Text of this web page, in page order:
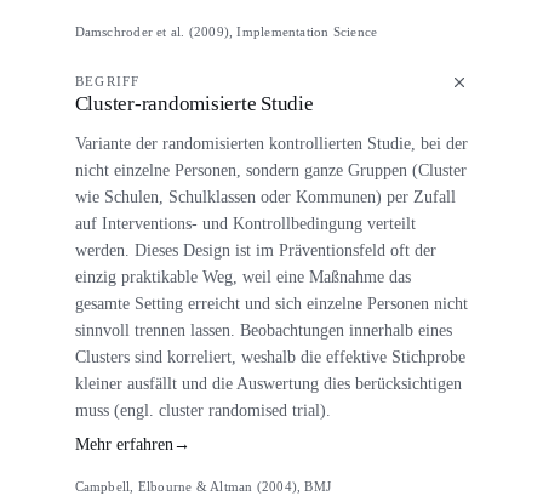
Damschroder et al. (2009), Implementation Science
BEGRIFF
Cluster-randomisierte Studie
Variante der randomisierten kontrollierten Studie, bei der
nicht einzelne Personen, sondern ganze Gruppen (Cluster
wie Schulen, Schulklassen oder Kommunen) per Zufall
auf Interventions- und Kontrollbedingung verteilt
werden. Dieses Design ist im Präventionsfeld oft der
einzig praktikable Weg, weil eine Maßnahme das
gesamte Setting erreicht und sich einzelne Personen nicht
sinnvoll trennen lassen. Beobachtungen innerhalb eines
Clusters sind korreliert, weshalb die effektive Stichprobe
kleiner ausfällt und die Auswertung dies berücksichtigen
muss (engl. cluster randomised trial).
Mehr erfahren→
Campbell, Elbourne & Altman (2004), BMJ